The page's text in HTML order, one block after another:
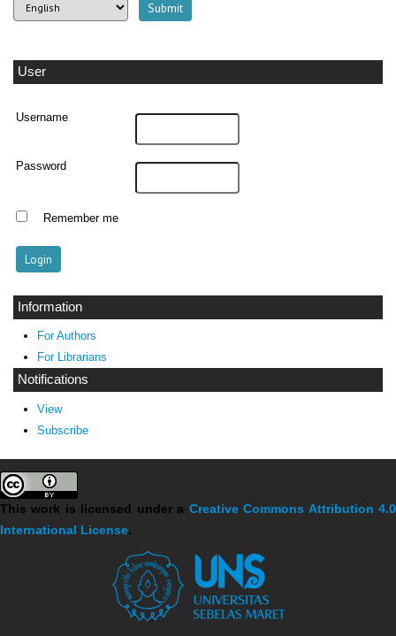
User
Username
Password
Remember me
Information
For Authors
For Librarians
Notifications
View
Subscribe
This work is licensed under a Creative Commons Attribution 4.0
International License.